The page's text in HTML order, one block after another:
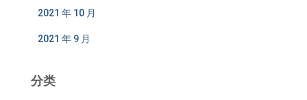
2021 年 10 月
2021 年 9 月
分类